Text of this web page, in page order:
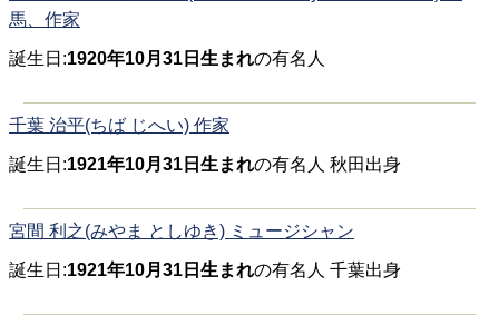
馬、作家
誕生日:1920年10月31日生まれの有名人
千葉 治平(ちば じへい) 作家
誕生日:1921年10月31日生まれの有名人 秋田出身
宮間 利之(みやま としゆき) ミュージシャン
誕生日:1921年10月31日生まれの有名人 千葉出身